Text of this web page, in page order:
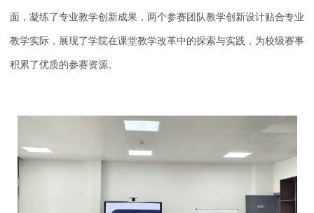
面，凝练了专业教学创新成果，两个参赛团队教学创新设计贴合专业
教学实际，展现了学院在课堂教学改革中的探索与实践，为校级赛事
积累了优质的参赛资源。